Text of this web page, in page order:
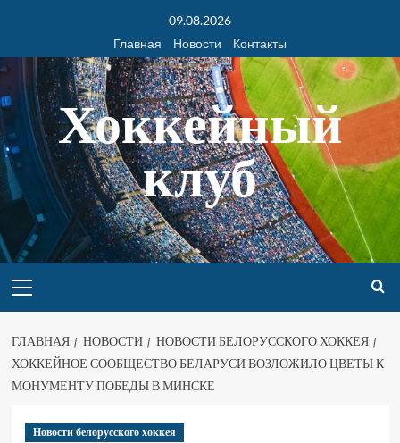
09.08.2026
Главная
Новости Контакты
Хоккейный
клуб
ГЛАВНАЯ НОВОСТИ
НОВОСТИ БЕЛОРУССКОГО ХОККЕЯ
ХОККЕЙНОЕ СООБЩЕСТВО БЕЛАРУСИ ВОЗЛОЖИЛО ЦВЕТЫ К
МОНУМЕНТУ ПОБЕДЫ В МИНСКЕ
Новости белорусского хоккея